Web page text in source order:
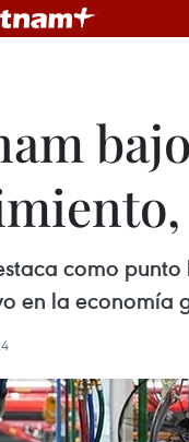
como
en la economía